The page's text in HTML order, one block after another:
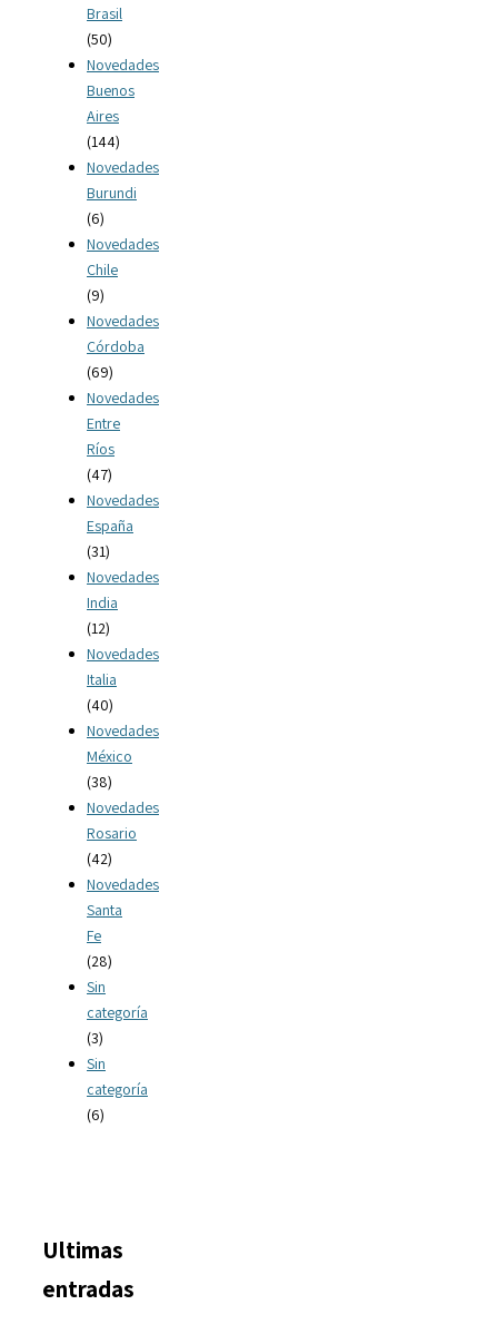
Brasil
(50)
Novedades
Buenos
Aires
(144)
Novedades
Burundi
(6)
Novedades
Chile
(9)
Novedades
Córdoba
(69)
Novedades
Entre
Ríos
(47)
Novedades
España
(31)
Novedades
India
(12)
Novedades
Italia
(40)
Novedades
México
(38)
Novedades
Rosario
(42)
Novedades
Santa
Fe
(28)
Sin
categoría
(3)
Sin
categoría
(6)
Ultimas
entradas